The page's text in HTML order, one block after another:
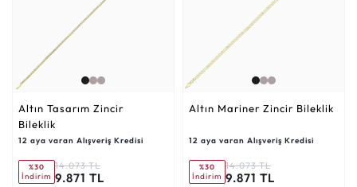
Altın Tasarım Zincir
Bileklik
12 aya varan Alışveriş Kredisi
%30
İndirim
14.073 TL
9.871 TL
Altın Mariner Zincir Bileklik
12 aya varan Alışveriş Kredisi
%30
İndirim
14.073 TL
9.871 TL